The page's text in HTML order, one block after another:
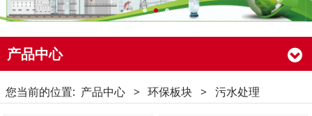
产品中心
您当前的位置: 产品中心 > 环保板块 > 污水处理